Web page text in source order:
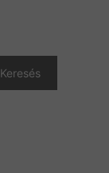
Keresés